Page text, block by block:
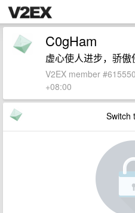
C0gHam
虚心使人进步，骄傲
V2EX member
+08:00
Switch